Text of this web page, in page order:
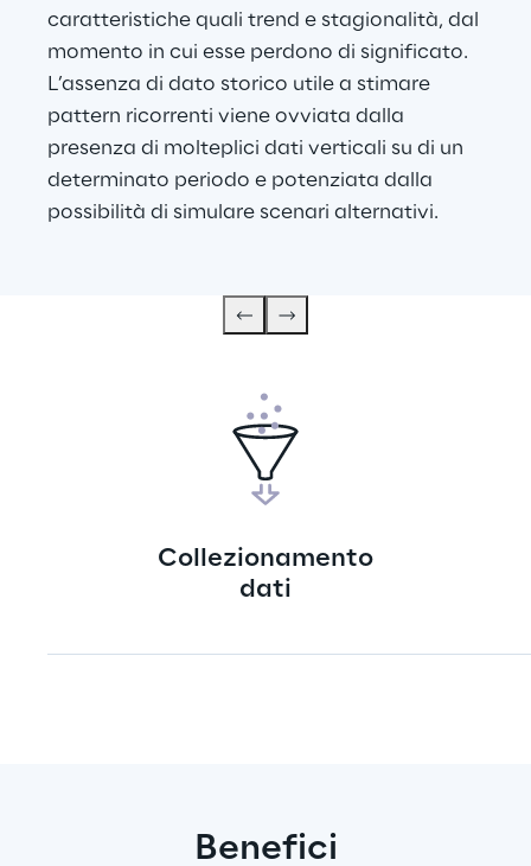
caratteristiche quali trend e stagionalità, dal
momento in cui esse perdono di significato.
L’assenza di dato storico utile a stimare
pattern ricorrenti viene ovviata dalla
presenza di molteplici dati verticali su di un
determinato periodo e potenziata dalla
possibilità di simulare scenari alternativi.
Collezionamento
dati
Benefici